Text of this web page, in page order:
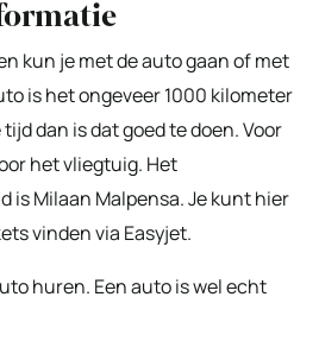
kun je met de auto gaan of met
is het ongeveer 1000 kilometer
dan is dat goed te doen. Voor
het vliegtuig. Het
is Milaan Malpensa. Je kunt hier
vinden via Easyjet.
huren. Een auto is wel echt